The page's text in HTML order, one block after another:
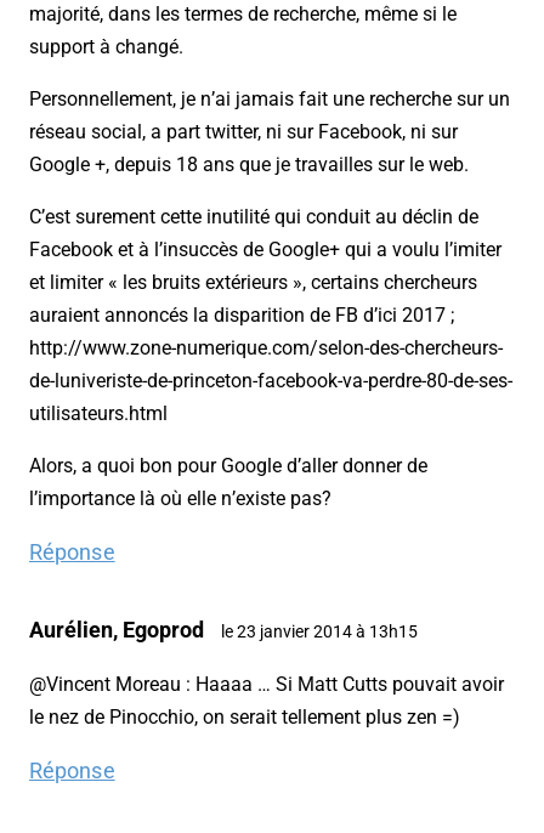
majorité, dans les termes de recherche, même si le
support à changé.
Personnellement, je n’ai jamais fait une recherche sur un
réseau social, a part twitter, ni sur Facebook, ni sur
Google +, depuis 18 ans que je travailles sur le web.
C’est surement cette inutilité qui conduit au déclin de
Facebook et à l’insuccès de Google+ qui a voulu l’imiter
et limiter « les bruits extérieurs », certains chercheurs
auraient annoncés la disparition de FB d’ici 2017 ;
http://www.zone-numerique.com/selon-des-chercheurs-
de-luniveriste-de-princeton-facebook-va-perdre-80-de-ses-
utilisateurs.html
Alors, a quoi bon pour Google d’aller donner de
l’importance là où elle n’existe pas?
Réponse
Aurélien, Egoprod le 23 janvier 2014 à 13h15
@Vincent Moreau : Haaaa … Si Matt Cutts pouvait avoir
le nez de Pinocchio, on serait tellement plus zen =)
Réponse